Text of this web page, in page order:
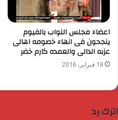
اعضاء مجلس النواب بالفيوم
ينجحون فى انهاء خصومه اهالى
عزبه الدالى والعمده كارم خضر
19 فبراير، 2016
اترك رد